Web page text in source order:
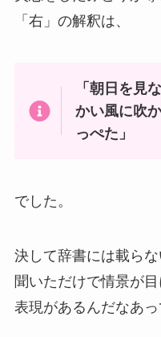
「右」の解釈は、
「朝日を見
かい風に吹
っぺた」
でした。
決して辞書には載ら
聞いただけで情景が
表現があるんだなあっ